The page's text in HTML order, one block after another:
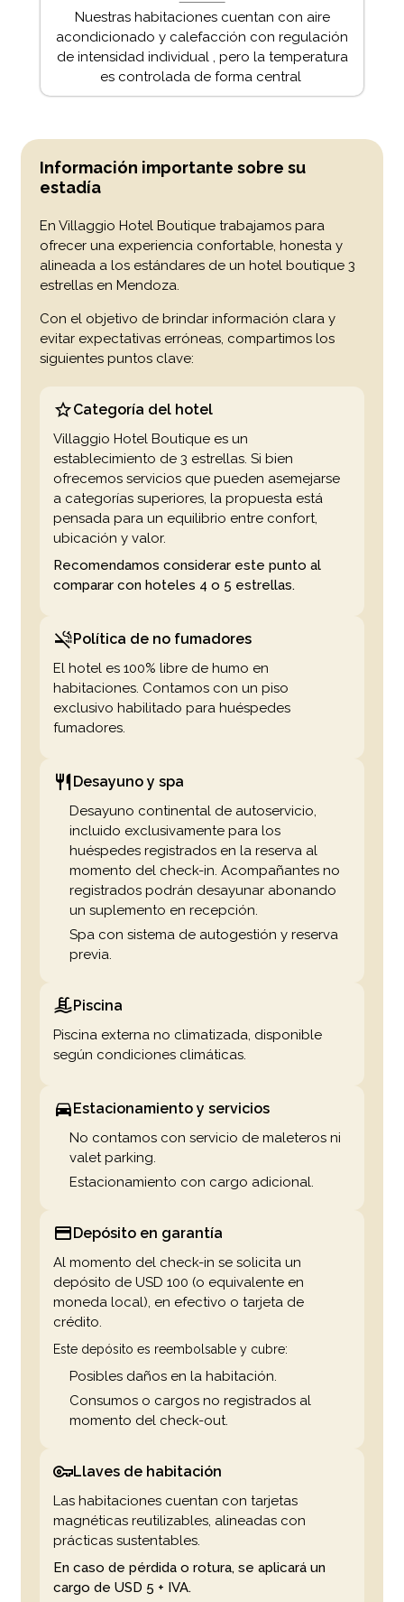
Nuestras habitaciones cuentan con aire
acondicionado y calefacción con regulación
de intensidad individual , pero la temperatura
es controlada de forma central
Información importante sobre su
estadía
En Villaggio Hotel Boutique trabajamos para
ofrecer una experiencia confortable, honesta y
alineada a los estándares de un hotel boutique 3
estrellas en Mendoza.
Con el objetivo de brindar información clara y
evitar expectativas erróneas, compartimos los
siguientes puntos clave:
Categoría del hotel
Villaggio Hotel Boutique es un
establecimiento de 3 estrellas. Si bien
ofrecemos servicios que pueden asemejarse
a categorías superiores, la propuesta está
pensada para un equilibrio entre confort,
ubicación y valor.
Recomendamos considerar este punto al
comparar con hoteles 4 o 5 estrellas.
Política de no fumadores
El hotel es 100% libre de humo en
habitaciones. Contamos con un piso
exclusivo habilitado para huéspedes
fumadores.
Desayuno y spa
Desayuno continental de autoservicio,
incluido exclusivamente para los
huéspedes registrados en la reserva al
momento del check-in. Acompañantes no
registrados podrán desayunar abonando
un suplemento en recepción.
Spa con sistema de autogestión y reserva
previa.
Piscina
Piscina externa no climatizada, disponible
según condiciones climáticas.
Estacionamiento y servicios
No contamos con servicio de maleteros ni
valet parking.
Estacionamiento con cargo adicional.
Depósito en garantía
Al momento del check-in se solicita un
depósito de USD 100 (o equivalente en
moneda local), en efectivo o tarjeta de
crédito.
Este depósito es reembolsable y cubre:
Posibles daños en la habitación.
Consumos o cargos no registrados al
momento del check-out.
Llaves de habitación
Las habitaciones cuentan con tarjetas
magnéticas reutilizables, alineadas con
prácticas sustentables.
En caso de pérdida o rotura, se aplicará un
cargo de USD 5 + IVA.